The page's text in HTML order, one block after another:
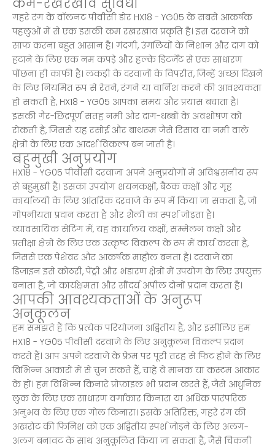
गहरे रंग के वॉलनट पीवीसी डोर HX18 - YG05 के सबसे आकर्षक
पहलुओं में से एक इसकी कम रखरखाव प्रकृति है। इस दरवाजे को
साफ करना बहुत आसान है। गंदगी, उंगलियों के निशान और दाग को
हटाने के लिए एक नम कपड़े और हल्के डिटर्जेंट से एक साधारण
पोंछना ही काफी है। लकड़ी के दरवाजों के विपरीत, जिन्हें अच्छा दिखने
के लिए नियमित रूप से रेतने, रंगने या वार्निश करने की आवश्यकता
हो सकती है, HX18 - YG05 आपका समय और प्रयास बचाता है।
इसकी गैर-छिद्रपूर्ण सतह नमी और दाग-धब्बों के अवशोषण को
रोकती है, जिससे यह रसोई और बाथरूम जैसे रिसाव या नमी वाले
क्षेत्रों के लिए एक आदर्श विकल्प बन जाती है।
बहुमुखी अनुप्रयोग
HX18 - YG05 पीवीसी दरवाजा अपने अनुप्रयोगों में अविश्वसनीय रूप
से बहुमुखी है। इसका उपयोग शयनकक्षों, बैठक कक्षों और गृह
कार्यालयों के लिए आंतरिक दरवाजे के रूप में किया जा सकता है, जो
गोपनीयता प्रदान करता है और शैली का स्पर्श जोड़ता है।
व्यावसायिक सेटिंग में, यह कार्यालय कक्षों, सम्मेलन कक्षों और
प्रतीक्षा क्षेत्रों के लिए एक उत्कृष्ट विकल्प के रूप में कार्य करता है,
जिससे एक पेशेवर और आकर्षक माहौल बनता है। दरवाजे का
डिज़ाइन इसे कोठरी, पेंट्री और भंडारण क्षेत्रों में उपयोग के लिए उपयुक्त
बनाता है, जो कार्यक्षमता और सौंदर्य अपील दोनों प्रदान करता है।
आपकी आवश्यकताओं के अनुरूप
अनुकूलन
हम समझते हैं कि प्रत्येक परियोजना अद्वितीय है, और इसीलिए हम
HX18 - YG05 पीवीसी दरवाजे के लिए अनुकूलन विकल्प प्रदान
करते हैं। आप अपने दरवाजे के फ्रेम पर पूरी तरह से फिट होने के लिए
विभिन्न आकारों में से चुन सकते हैं, चाहे वे मानक या कस्टम आकार
के हों। हम विभिन्न किनारे प्रोफ़ाइल भी प्रदान करते हैं, जैसे आधुनिक
लुक के लिए एक साधारण वर्गाकार किनारा या अधिक पारंपरिक
अनुभव के लिए एक गोल किनारा। इसके अतिरिक्त, गहरे रंग की
अखरोट की फिनिश को एक अद्वितीय स्पर्श जोड़ने के लिए अलग-
अलग बनावट के साथ अनुकूलित किया जा सकता है, जैसे चिकनी